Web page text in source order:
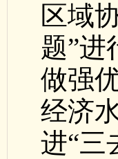
区域
题”进
做强
经济
进“三